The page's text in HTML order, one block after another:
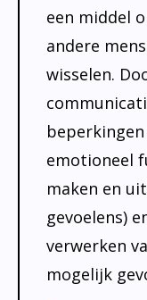
een middel
andere
wisselen.
emotioneel
maken en
gevoelens)
verwerken
mogelijk